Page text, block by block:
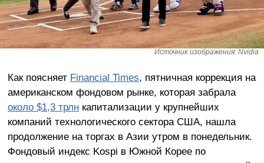
Источник изображения: Nvidia
Как поясняет Financial Times, пятничная коррекция на
американском фондовом рынке, которая забрала
около $1,3 трлнкапитализации у крупнейших
компаний технологического сектора США, нашла
продолжение на торгах в Азии утром в понедельник.
Фондовый индекс Kospi в Южной Корее по